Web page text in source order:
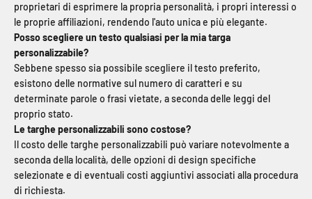
proprietari di esprimere la propria personalità, i propri interessi o
le proprie affiliazioni, rendendo l'auto unica e più elegante.
Posso scegliere un testo qualsiasi per la mia targa
personalizzabile?
Sebbene spesso sia possibile scegliere il testo preferito,
esistono delle normative sul numero di caratteri e su
determinate parole o frasi vietate, a seconda delle leggi del
proprio stato.
Le targhe personalizzabili sono costose?
Il costo delle targhe personalizzabili può variare notevolmente a
seconda della località, delle opzioni di design specifiche
selezionate e di eventuali costi aggiuntivi associati alla procedura
di richiesta.